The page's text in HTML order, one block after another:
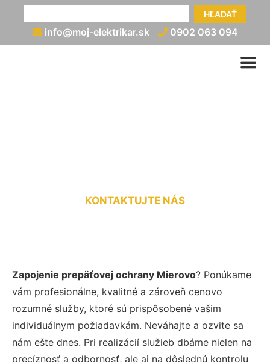
HĽADAŤ
info@moj-elektrikar.sk 0902 063 094
KONTAKTUJTE NÁS
Zapojenie prepäťovej ochrany Mierovo? Ponúkame
vám profesionálne, kvalitné a zároveň cenovo
rozumné služby, ktoré sú prispôsobené vašim
individuálnym požiadavkám. Neváhajte a ozvite sa
nám ešte dnes. Pri realizácií služieb dbáme nielen na
precíznosť a odbornosť, ale aj na dôslednú kontrolu